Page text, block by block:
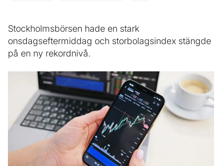
Stockholmsbörsen hade en stark
onsdagseftermiddag och storbolagsindex stängde
på en ny rekordnivå.